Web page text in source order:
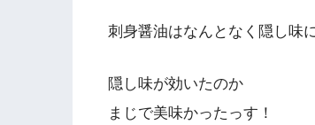
刺身醤油はなんとなく隠し味
隠し味が効いたのか
まじで美味かったっす！